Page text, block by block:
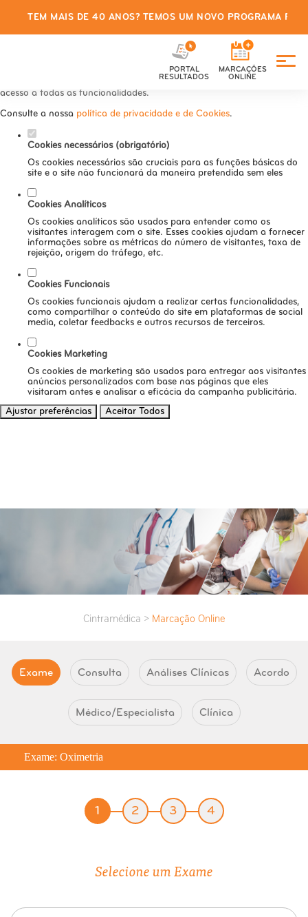
Defina as suas preferências de
cookies para este website.
Este website utiliza cookies estritamente necessários, analíticos e
acesso a todas as funcionalidades.
Consulte a nossa política de privacidade e de Cookies.
Cookies necessários (obrigatório)
Os cookies necessários são cruciais para as funções básicas do
site e o site não funcionará da maneira pretendida sem eles
Cookies Analíticos
Os cookies analíticos são usados para entender como os
visitantes interagem com o site. Esses cookies ajudam a fornecer
informações sobre as métricas do número de visitantes, taxa de
rejeição, origem do tráfego, etc.
Cookies Funcionais
Os cookies funcionais ajudam a realizar certas funcionalidades,
como compartilhar o conteúdo do site em plataformas de social
media, coletar feedbacks e outros recursos de terceiros.
Cookies Marketing
Os cookies de marketing são usados para entregar aos visitantes
anúncios personalizados com base nas páginas que eles
visitaram antes e analisar a eficácia da campanha publicitária.
Ajustar preferências
Aceitar Todos
TEM MAIS DE 40 ANOS? TEMOS UM NOVO PROGRAMA
PORTAL
RESULTADOS
MARCAÇÕES
ONLINE
Cintramédica > Marcação Online
Exame Consulta Análises Clínicas Acordo
Médico/Especialista Clínica
Exame: Oximetria
1 2 3 4
Selecione um Exame